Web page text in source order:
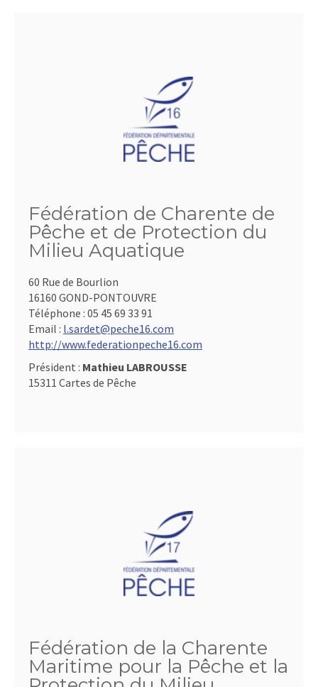
Fédération de Charente de
Pêche et de Protection du
Milieu Aquatique
60 Rue de Bourlion
16160 GOND-PONTOUVRE
Téléphone : 05 45 69 33 91
Email : l.sardet@peche16.com
http://www.federationpeche16.com
Président : Mathieu LABROUSSE
15311 Cartes de Pêche
Fédération de la Charente
Maritime pour la Pêche et la